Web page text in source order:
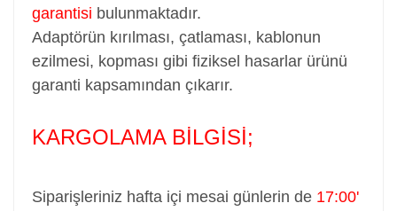
garantisi bulunmaktadır.
Adaptörün kırılması, çatlaması, kablonun
ezilmesi, kopması gibi fiziksel hasarlar ürünü
garanti kapsamından çıkarır.
KARGOLAMA BİLGİSİ;
Siparişleriniz hafta içi mesai günlerin de 17:00'